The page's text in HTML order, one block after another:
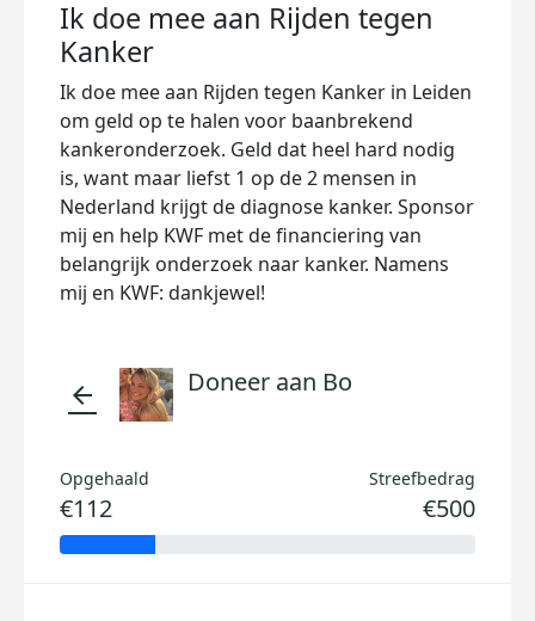
Ik doe mee aan Rijden tegen
Kanker
Ik doe mee aan Rijden tegen Kanker in Leiden
om geld op te halen voor baanbrekend
kankeronderzoek. Geld dat heel hard nodig
is, want maar liefst 1 op de 2 mensen in
Nederland krijgt de diagnose kanker. Sponsor
mij en help KWF met de financiering van
belangrijk onderzoek naar kanker. Namens
mij en KWF: dankjewel!
arrow_back Doneer aan Bo
Opgehaald
€112
Streefbedrag
€500